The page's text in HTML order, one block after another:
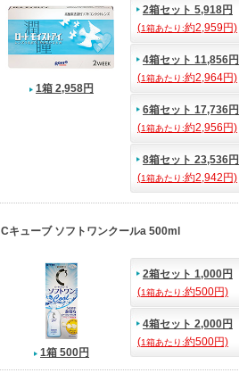
1箱 2,958円
2箱セット 5,918円
(1箱あたり:約2,959円)
4箱セット 11,856円
(1箱あたり:約2,964円)
6箱セット 17,736円
(1箱あたり:約2,956円)
8箱セット 23,536円
(1箱あたり:約2,942円)
Cキューブ ソフトワンクールa 500ml
1箱 500円
2箱セット 1,000円
(1箱あたり:約500円)
4箱セット 2,000円
(1箱あたり:約500円)